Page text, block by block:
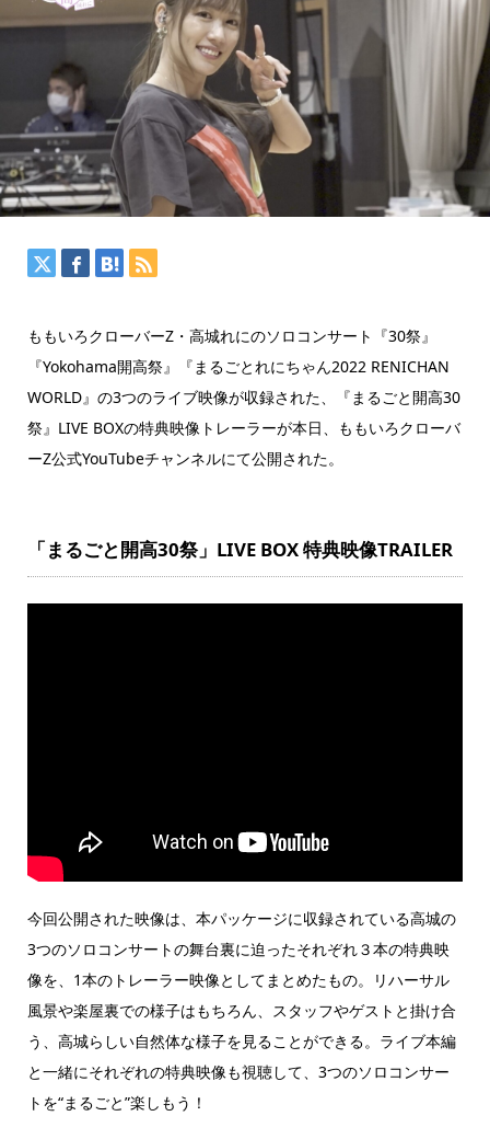
ももいろクローバーZ・高城れにのソロコンサート『30祭』
『Yokohama開高祭』『まるごとれにちゃん2022 RENICHAN
WORLD』の3つのライブ映像が収録された、『まるごと開高30
祭』LIVE BOXの特典映像トレーラーが本日、ももいろクローバ
ーZ公式YouTubeチャンネルにて公開された。
「まるごと開高30祭」LIVE BOX 特典映像TRAILER
今回公開された映像は、本パッケージに収録されている高城の
3つのソロコンサートの舞台裏に迫ったそれぞれ３本の特典映
像を、1本のトレーラー映像としてまとめたもの。リハーサル
風景や楽屋裏での様子はもちろん、スタッフやゲストと掛け合
う、高城らしい自然体な様子を見ることができる。ライブ本編
と一緒にそれぞれの特典映像も視聴して、3つのソロコンサー
トを“まるごと”楽しもう！